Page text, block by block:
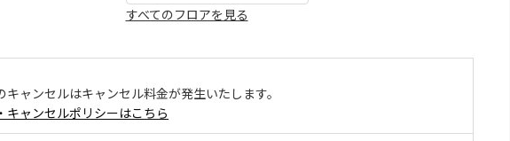
すべてのフロアを見る
キャンセルはキャンセル料金が発生いたします。
キャンセルポリシーはこちら